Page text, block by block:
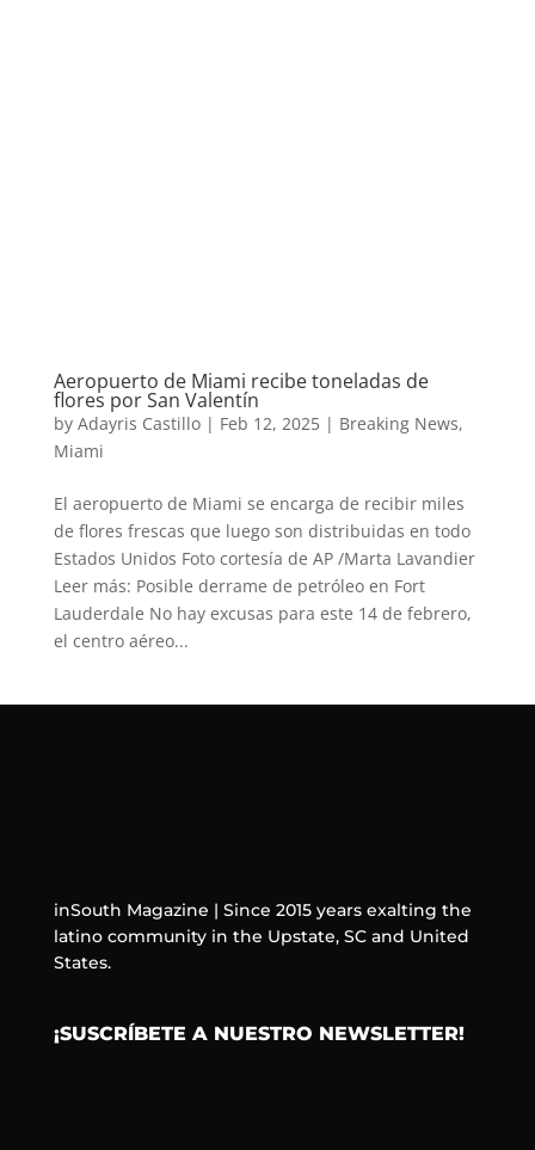
Aeropuerto de Miami recibe toneladas de
flores por San Valentín
by Adayris Castillo| Feb 12, 2025| Breaking News,
Miami
El aeropuerto de Miami se encarga de recibir miles
de flores frescas que luego son distribuidas en todo
Estados Unidos Foto cortesía de AP /Marta Lavandier
Leer más: Posible derrame de petróleo en Fort
Lauderdale No hay excusas para este 14 de febrero,
el centro aéreo...
inSouth Magazine | Since 2015 years exalting the
latino community in the Upstate, SC and United
States.
¡SUSCRÍBETE A NUESTRO NEWSLETTER!